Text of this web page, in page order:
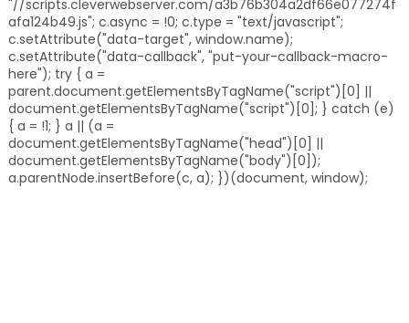
"//scripts.cleverwebserver.com/a3b76b304a2df66e077274f
afa124b49.js"; c.async = !0; c.type = "text/javascript";
c.setAttribute("data-target", window.name);
c.setAttribute("data-callback", "put-your-callback-macro-
here"); try { a =
parent.document.getElementsByTagName("script")[0] ||
document.getElementsByTagName("script")[0]; } catch (e)
{ a = !1; } a || (a =
document.getElementsByTagName("head")[0] ||
document.getElementsByTagName("body")[0]);
a.parentNode.insertBefore(c, a); })(document, window);